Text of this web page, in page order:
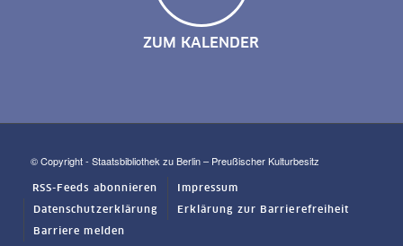
ZUM KALENDER
© Copyright - Staatsbibliothek zu Berlin – Preußischer Kulturbesitz
RSS-Feeds abonnieren Impressum
Datenschutzerklärung Erklärung zur Barrierefreiheit
Barriere melden